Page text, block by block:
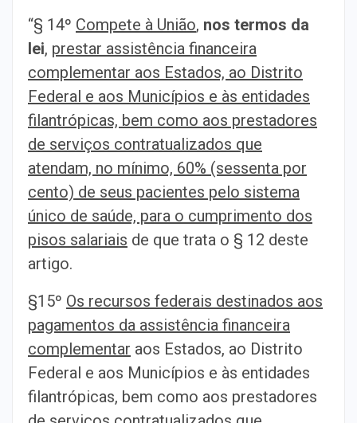
“§ 14º Compete à União, nos termos da
lei, prestar assistência financeira
complementar aos Estados, ao Distrito
Federal e aos Municípios e às entidades
filantrópicas, bem como aos prestadores
de serviços contratualizados que
atendam, no mínimo, 60% (sessenta por
cento) de seus pacientes pelo sistema
único de saúde, para o cumprimento dos
pisos salariais de que trata o § 12 deste
artigo.
§15º Os recursos federais destinados aos
pagamentos da assistência financeira
complementar aos Estados, ao Distrito
Federal e aos Municípios e às entidades
filantrópicas, bem como aos prestadores